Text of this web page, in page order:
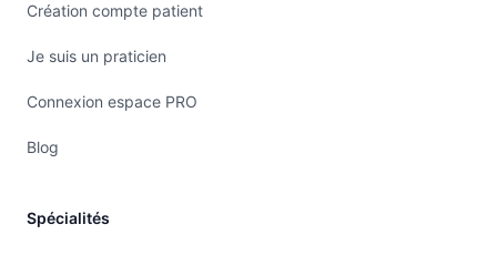
Création compte patient
Je suis un praticien
Connexion espace PRO
Blog
Spécialités